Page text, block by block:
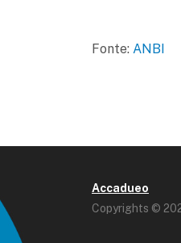
Fonte: ANBI
Accadueo
Copyrights ©